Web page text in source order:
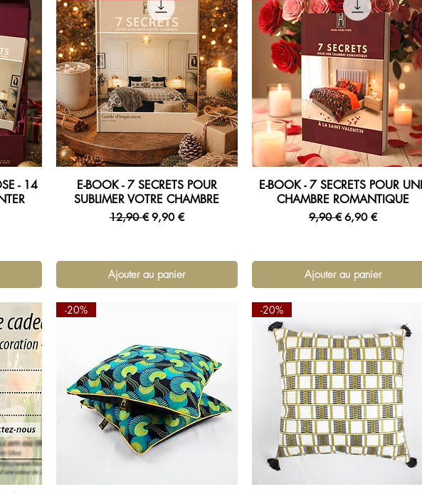
- 14
Aperçu rapide
E-BOOK - 7 SECRETS POUR
SUBLIMER VOTRE CHAMBRE
Prix original
12,90 € Prix promotionnel
9,90 €
Ajouter au panier
Aperçu rapide
E-BOOK - 7 SECRETS POUR
CHAMBRE ROMANTIQUE
Prix original
9,90 € Prix promotionnel
6,90 €
Ajouter au panier
-20% -20%